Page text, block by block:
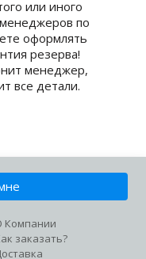
или иного
по
оформлять
резерва!
менеджер,
все детали.
Компании
заказать?